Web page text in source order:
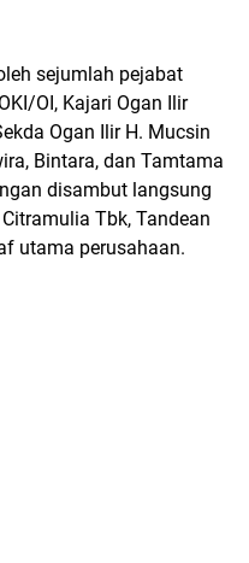
sejumlah pejabat
OI, Kajari Ogan Ilir
Ogan Ilir H. Mucsin
Bintara, dan Tamtama
disambut langsung
Tbk, Tandean
utama perusahaan.